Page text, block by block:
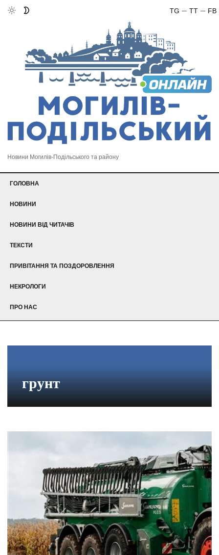
FB
TT
TG
Новини Могилів-Подільського та району
ГОЛОВНА
НОВИНИ
НОВИНИ ВІД ЧИТАЧІВ
ТЕКСТИ
ПРИВІТАННЯ ТА ПОЗДОРОВЛЕННЯ
НЕКРОЛОГИ
ПРО НАС
грунт